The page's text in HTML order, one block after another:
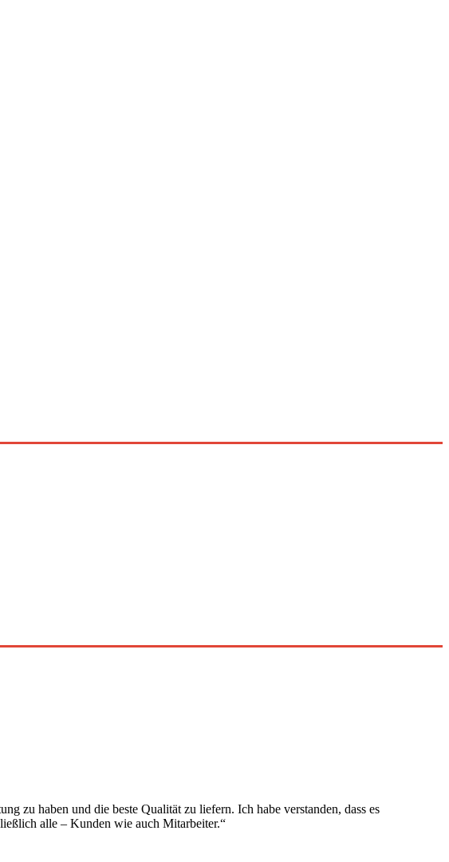
zu haben und die beste Qualität zu liefern. Ich habe verstanden, dass es
alle – Kunden wie auch Mitarbeiter.“